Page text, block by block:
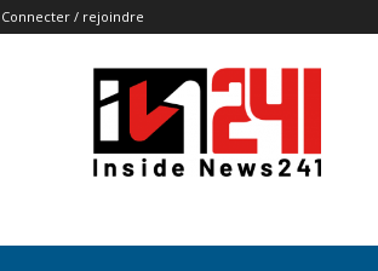
Connecter / rejoindre
Insidenews241